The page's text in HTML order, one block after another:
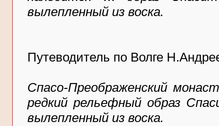
вылепленный из воска.
Путеводитель по Волге
Спасо-Преображенский
редкий рельефный образ
вылепленный из воска.